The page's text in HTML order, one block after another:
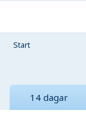
Start
14 dagar